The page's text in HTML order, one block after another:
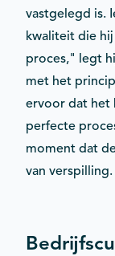
vastgelegd is.
kwaliteit die
proces," legt
met het
ervoor dat het
perfecte
moment dat
van verspilling.